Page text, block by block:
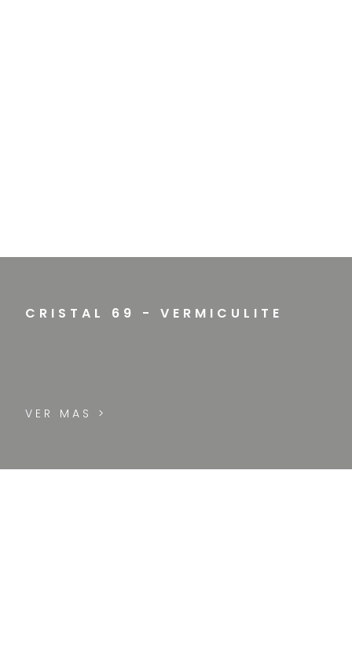
CRISTAL 69 - VERMICULITE
VER MAS >